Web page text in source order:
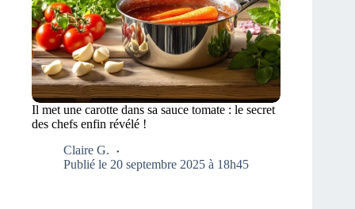
Il met une carotte dans sa sauce tomate : le secret
des chefs enfin révélé !
Claire G.
Publié le 20 septembre 2025 à 18h45